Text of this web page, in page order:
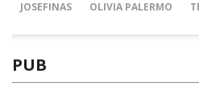
JOSEFINAS
OLIVIA PALERMO
PUB